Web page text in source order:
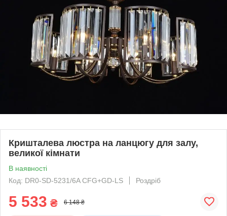
Кришталева люстра на ланцюгу для залу,
великої кімнати
В наявності
Код: DR0-SD-5231/6A CFG+GD-LS
Роздріб
5 533 ₴ 6 148 ₴